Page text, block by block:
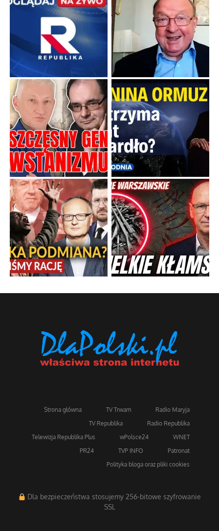
Boskie przestrogi na trudne czasy. Maryjna alternatywa dla
cyfrowego świata
Święte orędzia w cieniu smartfonów.
Popularne